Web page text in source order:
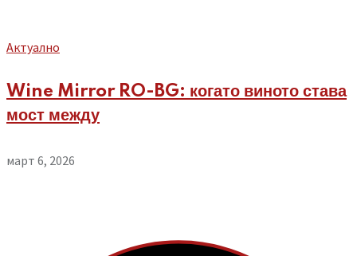
Aктуално
Wine Mirror RO-BG: когато виното става
мост между
март 6, 2026